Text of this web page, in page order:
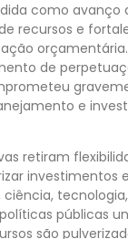
como avanço
recursos e
de
e
retiram
investimentos
públicas
são